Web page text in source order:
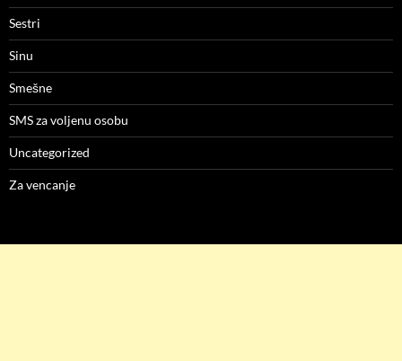
Sestri
Sinu
Smešne
SMS za voljenu osobu
Uncategorized
Za vencanje